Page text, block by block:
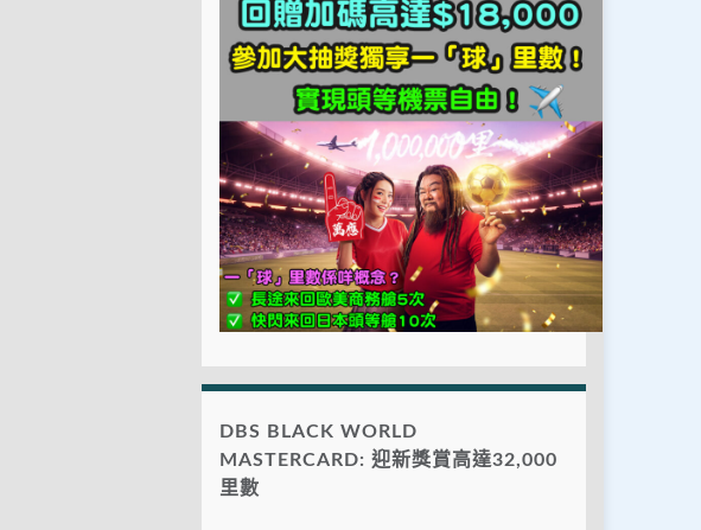
DBS BLACK WORLD
MASTERCARD: 迎新獎賞高達32,000
里數